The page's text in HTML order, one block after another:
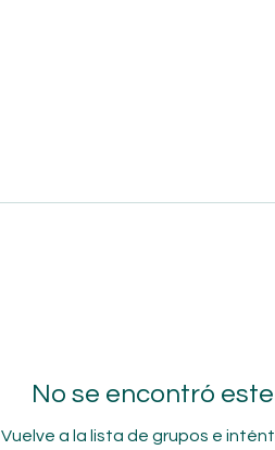
No se encontró
Vuelve a la lista de grupos e